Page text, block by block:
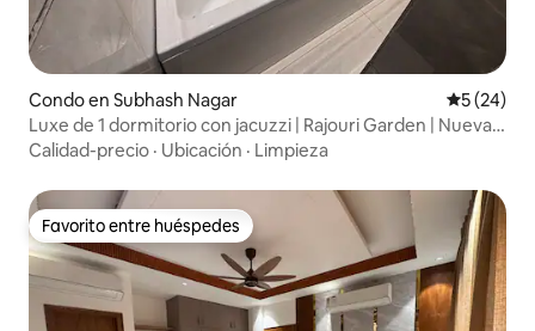
Condo en Subhash Nagar
5 (24)
Luxe de 1 dormitorio con jacuzzi | Rajouri Garden | Nueva
Delhi
Calidad-precio · Ubicación · Limpieza
Favorito entre huéspedes
Favorito entre huéspedes